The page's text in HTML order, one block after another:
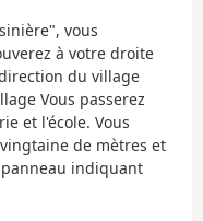
vous
à votre droite
du village
Vous passerez
et l'école. Vous
de mètres et
indiquant